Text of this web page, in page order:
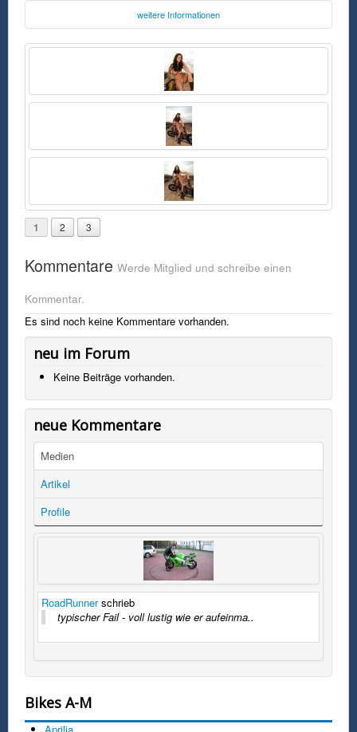
weitere Informationen
Foto:Playboy
Dienstag, 09. Juni 2015 22:03 Uhr
Foto von Playmate Beth Williams in Unterwäsche von hinten auf ihrer
Custom Chopper
1 2 3
Kommentare Werde Mitglied und schreibe einen
Kommentar.
Es sind noch keine Kommentare vorhanden.
neu im Forum
Keine Beiträge vorhanden.
neue Kommentare
Medien
Artikel
Profile
RoadRunnerschrieb
typischer Fail - voll lustig wie er aufeinma..
Bikes A-M
Aprilia